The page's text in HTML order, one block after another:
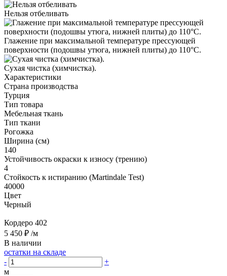
Нельзя отбеливать
Глажение при максимальной температуре прессующей
поверхности (подошвы утюга, нижней плиты) до 110°С.
Cухая чистка (химчистка).
Характеристики
Страна производства
Турция
Тип товара
Мебельная ткань
Тип ткани
Рогожка
Ширина (см)
140
Устойчивость окраски к износу (трению)
4
Стойкость к истиранию (Martindale Test)
40000
Цвет
Черный
Кордеро 402
5 450 ₽ /м
В наличии
остатки на складе
-
+
м